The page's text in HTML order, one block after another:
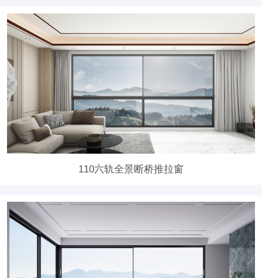
110六轨全景断桥推拉窗